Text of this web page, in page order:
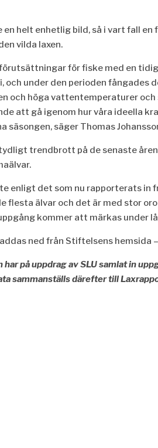
en helt enhetlig bild, så i vart fall
vilda laxen.
för fiske med en
och under den perioden fångades
och höga vattentemperaturer
att gå igenom hur våra ideella
säsongen, säger Thomas
trendbrott på de senaste
enligt det som nu rapporterats
flesta älvar och det är med stor
kommer att märkas under
ned från Stiftelsens hemsida –
på uppdrag av SLU samlat in
sammanställs därefter till